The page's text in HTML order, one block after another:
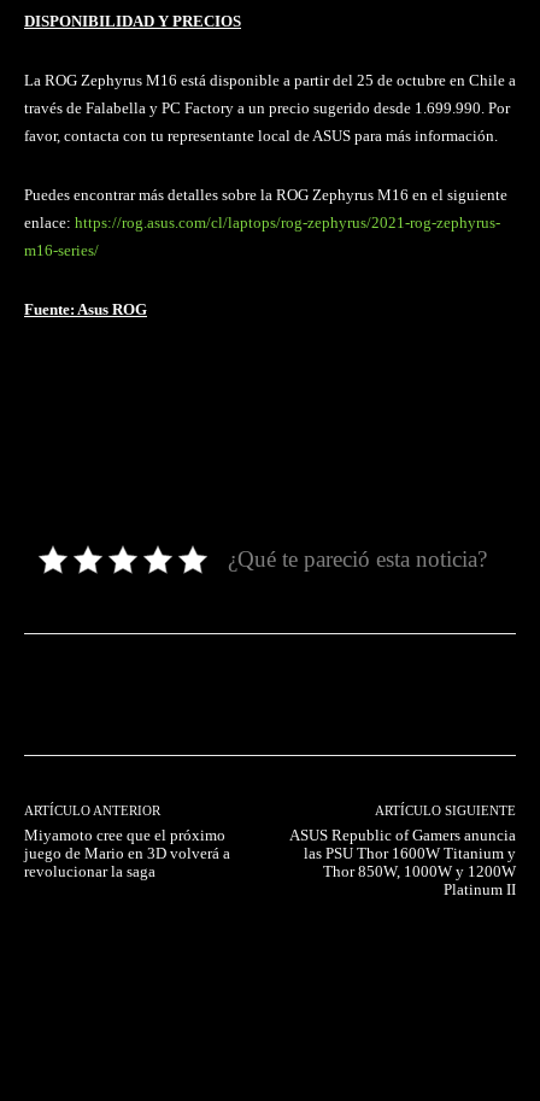
DISPONIBILIDAD Y PRECIOS
La ROG Zephyrus M16 está disponible a partir del 25 de octubre en Chile a
través de Falabella y PC Factory a un precio sugerido desde 1.699.990. Por
favor, contacta con tu representante local de ASUS para más información.
Puedes encontrar más detalles sobre la ROG Zephyrus M16 en el siguiente
enlace: https://rog.asus.com/cl/laptops/rog-zephyrus/2021-rog-zephyrus-
m16-series/
Fuente: Asus ROG
¿Qué te pareció esta noticia?
ARTÍCULO ANTERIOR
Miyamoto cree que el próximo
juego de Mario en 3D volverá a
revolucionar la saga
ARTÍCULO SIGUIENTE
ASUS Republic of Gamers anuncia
las PSU Thor 1600W Titanium y
Thor 850W, 1000W y 1200W
Platinum II